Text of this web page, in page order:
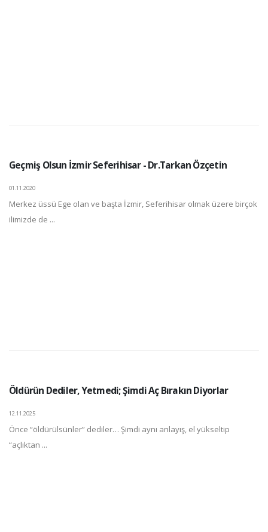
Geçmiş Olsun İzmir Seferihisar - Dr.Tarkan Özçetin
01.11.2020
Merkez üssü Ege olan ve başta İzmir, Seferihisar olmak üzere birçok
ilimizde de ...
Öldürün Dediler, Yetmedi; Şimdi Aç Bırakın Diyorlar
12.11.2025
Önce “öldürülsünler” dediler… Şimdi aynı anlayış, el yükseltip
“açlıktan ...